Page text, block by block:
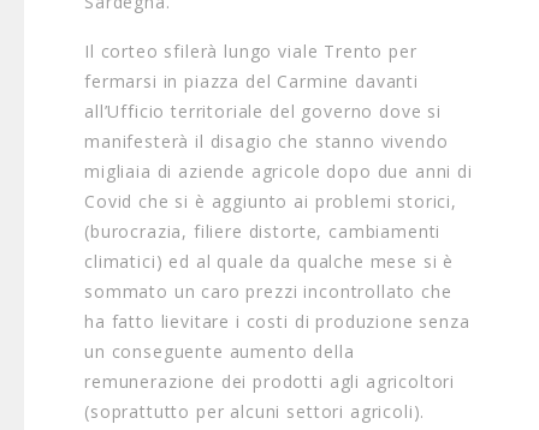
Il corteo sfilerà lungo viale Trento per
fermarsi in piazza del Carmine davanti
all’Ufficio territoriale del governo dove si
manifesterà il disagio che stanno vivendo
migliaia di aziende agricole dopo due anni di
Covid che si è aggiunto ai problemi storici,
(burocrazia, filiere distorte, cambiamenti
climatici) ed al quale da qualche mese si è
sommato un caro prezzi incontrollato che
ha fatto lievitare i costi di produzione senza
un conseguente aumento della
remunerazione dei prodotti agli agricoltori
(soprattutto per alcuni settori agricoli).